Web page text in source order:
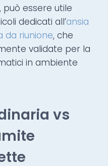
essere utile
dedicati all’ansia
da riunione, che
validate per la
in ambiente
vs